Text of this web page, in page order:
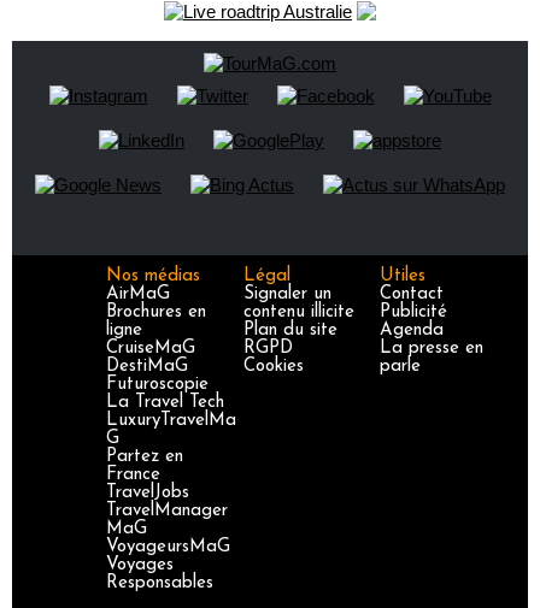
Nos médias
AirMaG
Brochures en
ligne
CruiseMaG
DestiMaG
Futuroscopie
La Travel Tech
LuxuryTravelMa
G
Partez en
France
TravelJobs
TravelManager
MaG
VoyageursMaG
Voyages
Responsables
Légal
Signaler un
contenu illicite
Plan du site
RGPD
Cookies
Utiles
Contact
Publicité
Agenda
La presse en
parle